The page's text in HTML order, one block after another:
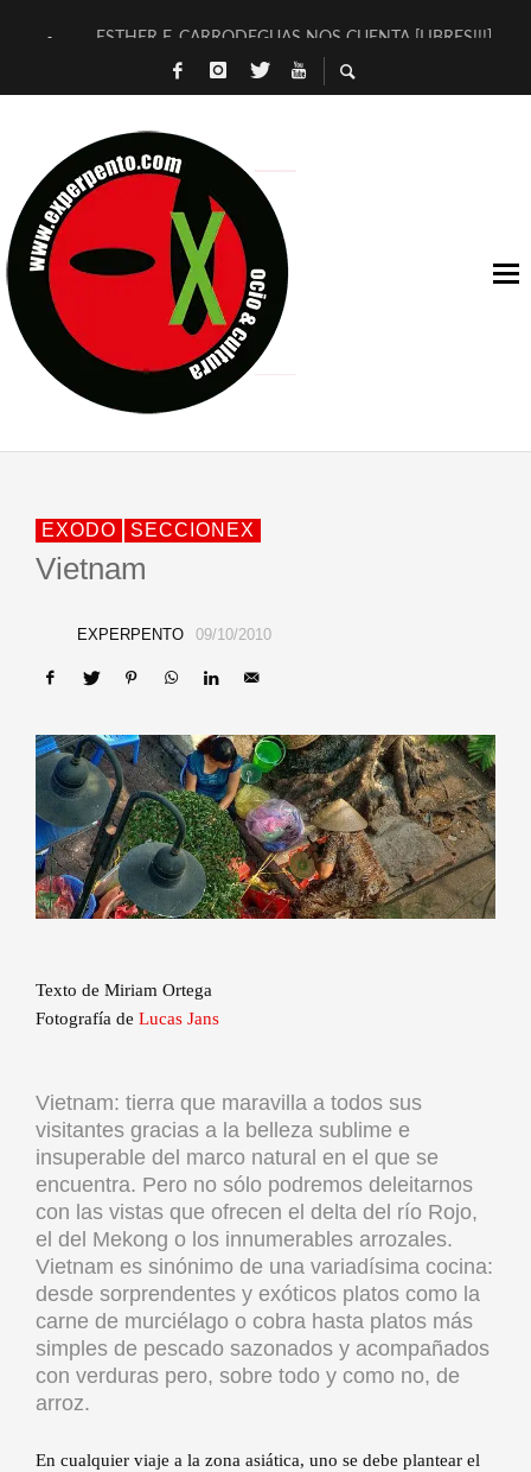
ESTHER F. CARRODEGUAS NOS CUENTA [LIBRES!!!]
[TERRA DE GUAPES] DE SANDRA MONFORT
TIMBRE 4, LA ESCUELA DEL DIRECTOR TEATRAL CLAUDIO
30 AÑOS (NO ES NADA) DE LA KATARSIS DEL TOMATAZO
MILITARES JUDÍAS EN #EXVITA
D’BALDOMEROS REINVENTAN [BITÁCORA 3.0] EN EXVITA
MARSHALL FLASH PRESENTA EN EXVITA [RELATIVA
JOFRE BARDAGÍ EN EXVITA INTERPRETANDO A SERRAT
EXODO SECCIONEX
Vietnam
EXPERPENTO 09/10/2010
Texto de Miriam Ortega
Fotografía de Lucas Jans
Vietnam: tierra que maravilla a todos sus
visitantes gracias a la belleza sublime e
insuperable del marco natural en el que se
encuentra. Pero no sólo podremos deleitarnos
con las vistas que ofrecen el delta del río Rojo,
el del Mekong o los innumerables arrozales.
Vietnam es sinónimo de una variadísima cocina:
desde sorprendentes y exóticos platos como la
carne de murciélago o cobra hasta platos más
simples de pescado sazonados y acompañados
con verduras pero, sobre todo y como no, de
arroz.
En cualquier viaje a la zona asiática, uno se debe plantear el